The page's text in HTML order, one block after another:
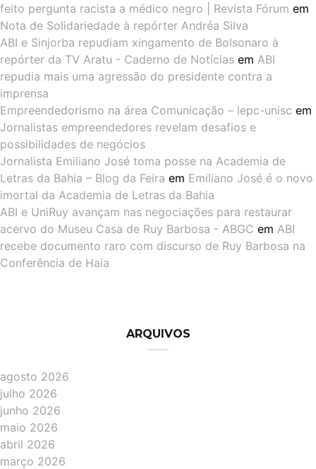
feito pergunta racista a médico negro | Revista Fórum em
Nota de Solidariedade à repórter Andréa Silva
ABI e Sinjorba repudiam xingamento de Bolsonaro à
repórter da TV Aratu - Caderno de Notícias em ABI
repudia mais uma agressão do presidente contra a
imprensa
Empreendedorismo na área Comunicação – lepc-unisc em
Jornalistas empreendedores revelam desafios e
possibilidades de negócios
Jornalista Emiliano José toma posse na Academia de
Letras da Bahia – Blog da Feira em Emiliano José é o novo
imortal da Academia de Letras da Bahia
ABI e UniRuy avançam nas negociações para restaurar
acervo do Museu Casa de Ruy Barbosa - ABGC em ABI
recebe documento raro com discurso de Ruy Barbosa na
Conferência de Haia
ARQUIVOS
agosto 2026
julho 2026
junho 2026
maio 2026
abril 2026
março 2026